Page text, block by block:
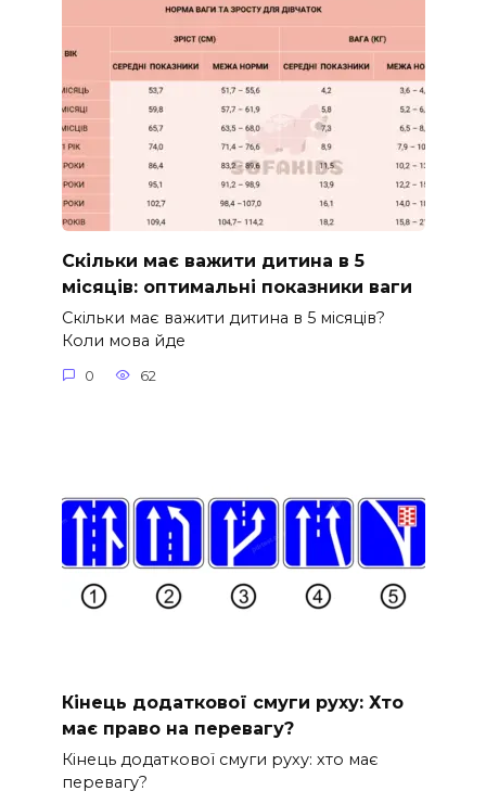
Скільки має важити дитина в 5
місяців: оптимальні показники ваги
Скільки має важити дитина в 5 місяців?
Коли мова йде
0 62
Кінець додаткової смуги руху: Хто
має право на перевагу?
Кінець додаткової смуги руху: хто має
перевагу?